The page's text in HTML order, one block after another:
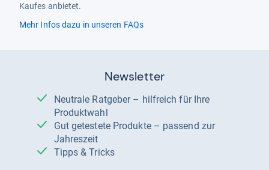
Kaufes anbietet.
Mehr Infos dazu in unseren FAQs
Newsletter
Neutrale Ratgeber – hilfreich für Ihre
Produktwahl
Gut getestete Produkte – passend zur
Jahreszeit
Tipps & Tricks